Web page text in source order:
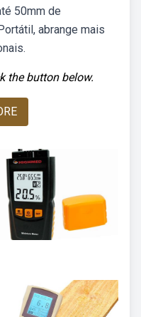
50mm de
abrange mais
the button below.